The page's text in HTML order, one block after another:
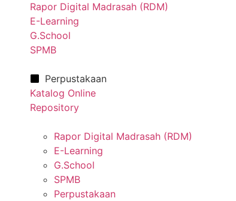
Rapor Digital Madrasah (RDM)
E-Learning
G.School
SPMB
Perpustakaan
Katalog Online
Repository
Rapor Digital Madrasah (RDM)
E-Learning
G.School
SPMB
Perpustakaan